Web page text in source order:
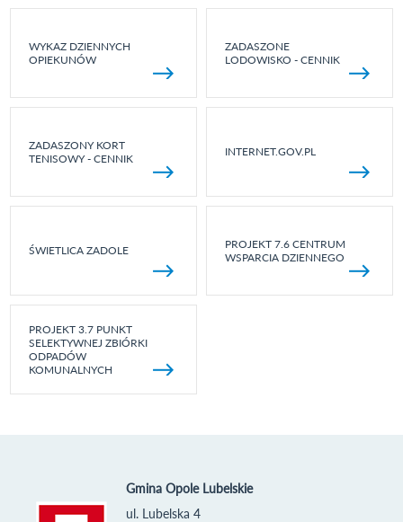
WYKAZ DZIENNYCH
OPIEKUNÓW
ZADASZONE
LODOWISKO - CENNIK
ZADASZONY KORT
TENISOWY - CENNIK
INTERNET.GOV.PL
ŚWIETLICA ZADOLE
PROJEKT 7.6 CENTRUM
WSPARCIA DZIENNEGO
PROJEKT 3.7 PUNKT
SELEKTYWNEJ ZBIÓRKI
ODPADÓW
KOMUNALNYCH
Gmina Opole Lubelskie
ul. Lubelska 4